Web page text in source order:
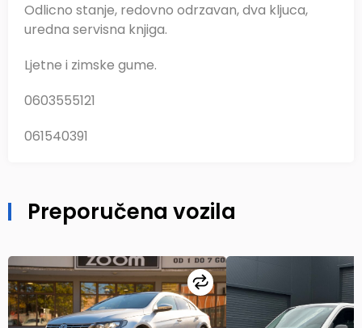
Odlicno stanje, redovno odrzavan, dva kljuca,
uredna servisna knjiga.
Ljetne i zimske gume.
0603555121
061540391
Preporučena vozila
Uporedi